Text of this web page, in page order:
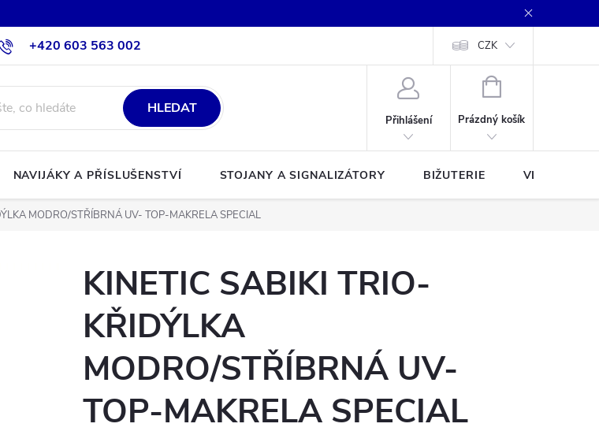
+420 603 563 002 CZK
HLEDAT
Přihlášení
NÁKUPNÍ
Prázdný košík
NAVIJÁKY A PŘÍSLUŠENSTVÍ STOJANY A SIGNALIZÁTORY BIŽUTERIE VLASCE A
MODRO/STŘÍBRNÁ UV- TOP-MAKRELA SPECIAL
KINETIC SABIKI TRIO-
KŘIDÝLKA
MODRO/STŘÍBRNÁ UV-
TOP-MAKRELA SPECIAL